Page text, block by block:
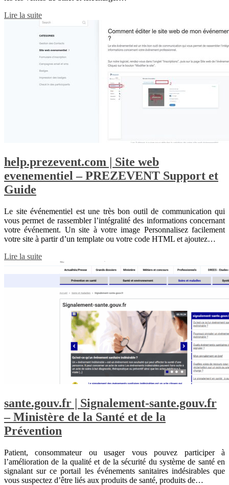
Lire la suite
help.prezevent.com | Site web
evenementiel – PREZEVENT Support et
Guide
Le site événementiel est une très bon outil de communication qui
vous permet de rassembler l’intégralité des informations concernant
votre événement. Un site à votre image Personnalisez facilement
votre site à partir d’un template ou votre code HTML et ajoutez…
Lire la suite
sante.gouv.fr | Signalement-sante.gouv.fr
– Ministère de la Santé et de la
Prévention
Patient, consommateur ou usager vous pouvez participer à
l’amélioration de la qualité et de la sécurité du système de santé en
signalant sur ce portail les événements sanitaires indésirables que
vous suspectez d’être liés aux produits de santé, produits de…